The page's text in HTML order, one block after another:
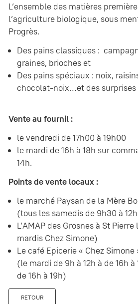
L’ensemble des matières
l’agriculture biologique, sous
Progrès.
Des pains classiques :
graines, brioches et
Des pains spéciaux : noix,
chocolat-noix…et des surprises
Vente au fournil :
le vendredi de 17h00 à 19h00
le mardi de 16h à 18h sur
14h.
Points de vente locaux :
le marché Paysan de la Mère
(tous les samedis de 9h30 à
L’AMAP des Grosnes à St
mardis Chez Simone)
Le café Epicerie « Chez Simone
(le mardi de 9h à 12h à de 16h
de 16h à 19h)
RETOUR